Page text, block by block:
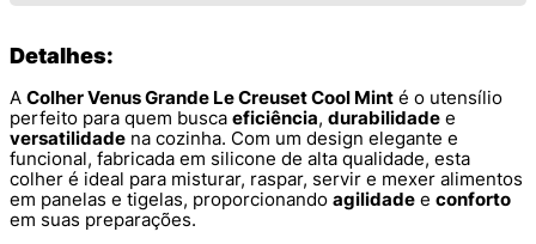
Detalhes:
A Colher Venus Grande Le Creuset Cool Mint é o utensílio
perfeito para quem busca eficiência, durabilidade e
versatilidade na cozinha. Com um design elegante e
funcional, fabricada em silicone de alta qualidade, esta
colher é ideal para misturar, raspar, servir e mexer alimentos
em panelas e tigelas, proporcionando agilidade e conforto
em suas preparações.